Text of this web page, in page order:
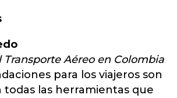
Transporte Aéreo en Colombia
para los viajeros son
todas las herramientas que